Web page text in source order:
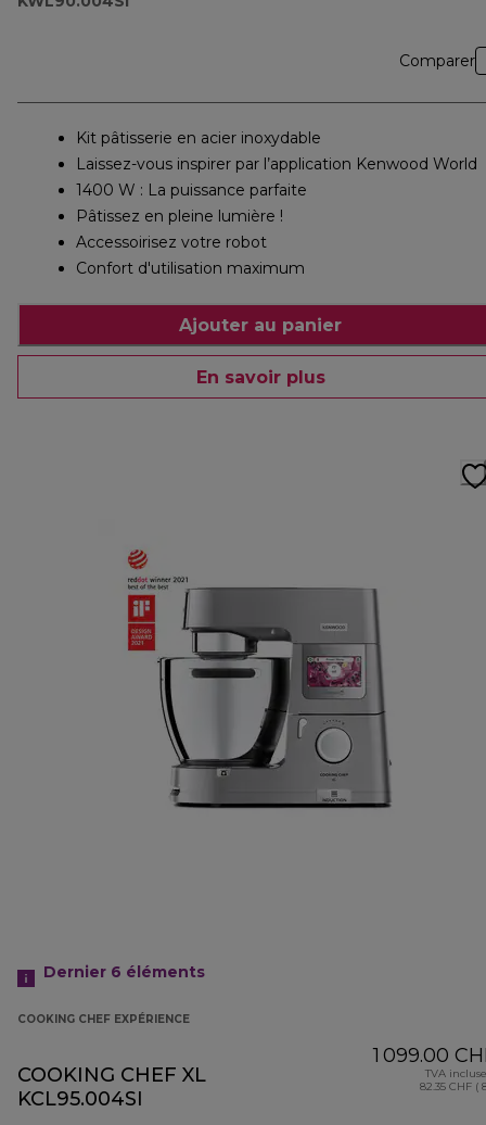
Comparer
Kit pâtisserie en acier inoxydable
Laissez-vous inspirer par l’application Kenwood World
1400 W : La puissance parfaite
Pâtissez en pleine lumière !
Accessoirisez votre robot
Confort d'utilisation maximum
Ajouter au panier
En savoir plus
Dernier 6 éléments
COOKING CHEF EXPÉRIENCE
COOKING CHEF XL
KCL95.004SI
1 099.00
TVA
82.35 CHF (